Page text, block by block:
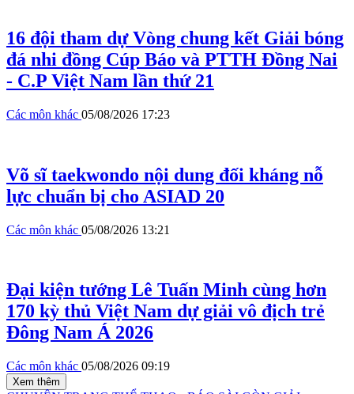
16 đội tham dự Vòng chung kết Giải bóng
đá nhi đồng Cúp Báo và PTTH Đồng Nai
- C.P Việt Nam lần thứ 21
Các môn khác 05/08/2026 17:23
Võ sĩ taekwondo nội dung đối kháng nỗ
lực chuẩn bị cho ASIAD 20
Các môn khác 05/08/2026 13:21
Đại kiện tướng Lê Tuấn Minh cùng hơn
170 kỳ thủ Việt Nam dự giải vô địch trẻ
Đông Nam Á 2026
Các môn khác 05/08/2026 09:19
Xem thêm